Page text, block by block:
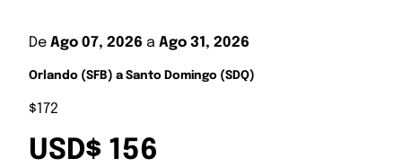
De Ago 07, 2026 a Ago 31, 2026
Orlando (SFB) a Santo Domingo (SDQ)
$172
USD$ 156